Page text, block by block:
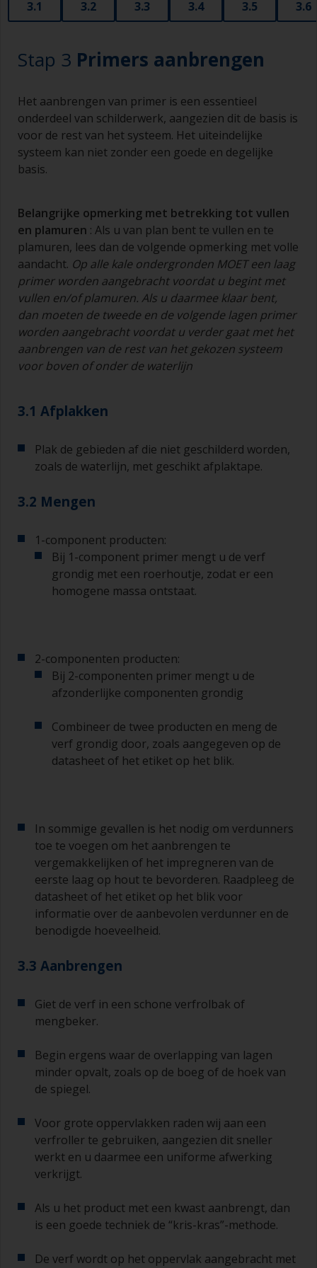
3.1 3.2 3.3 3.4 3.5 3.6
Stap 3 Primers aanbrengen
Het aanbrengen van primer is een essentieel
onderdeel van schilderwerk, aangezien dit de basis is
voor de rest van het systeem. Het uiteindelijke
systeem kan niet zonder een goede en degelijke
basis.
Belangrijke opmerking met betrekking tot vullen
en plamuren : Als u van plan bent te vullen en te
plamuren, lees dan de volgende opmerking met volle
aandacht. Op alle kale ondergronden MOET een laag
primer worden aangebracht voordat u begint met
vullen en/ofplamuren. Als u daarmee klaar bent,
dan moeten de tweede en de volgende lagen primer
worden aangebracht voordat u verder gaat met het
aanbrengen van de rest van het gekozen systeem
voor boven of onder de waterlijn
3.1 Afplakken
Plak de gebieden af die niet geschilderd worden,
zoals de waterlijn, met geschikt afplaktape.
3.2 Mengen
1-component producten:
Bij 1-component primer mengt u de verf
grondig met een roerhoutje, zodat er een
homogene massa ontstaat.
2-componenten producten:
Bij 2-componenten primer mengt u de
afzonderlijke componenten grondig
Combineer de twee producten en meng de
verf grondig door, zoals aangegeven op de
datasheet of het etiket op het blik.
In sommige gevallen is het nodig om verdunners
toe te voegen om het aanbrengen te
vergemakkelijken of het impregneren van de
eerste laag op hout te bevorderen. Raadpleeg de
datasheet of het etiket op het blik voor
informatie over de aanbevolen verdunner en de
benodigde hoeveelheid.
3.3 Aanbrengen
Giet de verf in een schone verfrolbak of
mengbeker.
Begin ergens waar de overlapping van lagen
minder opvalt, zoals op de boeg of de hoek van
de spiegel.
Voor grote oppervlakken raden wij aan een
verfroller te gebruiken, aangezien dit sneller
werkt en u daarmee een uniforme afwerking
verkrijgt.
Als u het product met een kwast aanbrengt, dan
is een goede techniek de “kris-kras”-methode.
De verf wordt op het oppervlak aangebracht met